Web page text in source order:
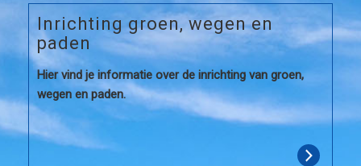
Inrichting groen, wegen en
paden
Hier vind je informatie over de inrichting van groen,
wegen en paden.